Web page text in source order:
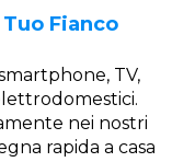
Fianco
TV,
nei nostri
rapida a casa